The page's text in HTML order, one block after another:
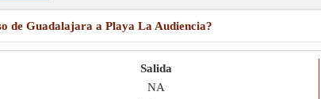
de Guadalajara a Playa La Audiencia?
Salida
NA